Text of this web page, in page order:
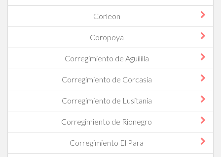
Corleon
Coropoya
Corregimiento de Aguililla
Corregimiento de Corcasia
Corregimiento de Lusitania
Corregimiento de Rionegro
Corregimiento El Para